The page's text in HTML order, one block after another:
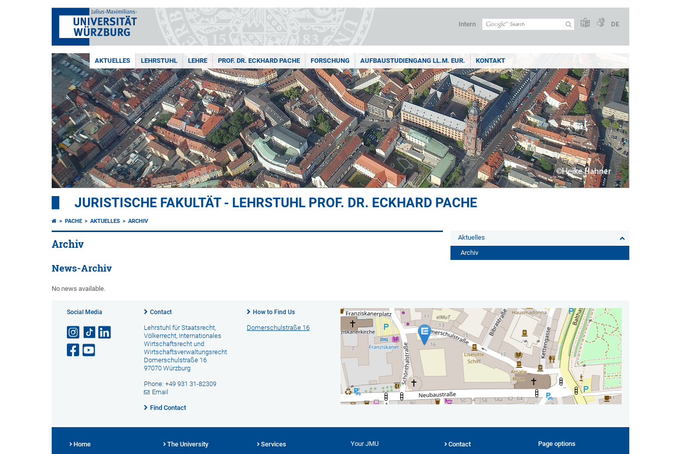
Intern DE
AKTUELLES LEHRSTUHL LEHRE PROF. DR. ECKHARD PACHE FORSCHUNG AUFBAUSTUDIENGANG LL.M. EUR. KONTAKT
JURISTISCHE FAKULTÄT - LEHRSTUHL PROF. DR. ECKHARD PACHE
PACHE AKTUELLES ARCHIV
Archiv
News-Archiv
No news available.
Aktuelles
Archiv
Social Media Contact
Lehrstuhl für Staatsrecht,
Völkerrecht, Internationales
Wirtschaftsrecht und
Wirtschaftsverwaltungsrecht
Domerschulstraße 16
97070 Würzburg
Phone: +49 931 31-82309
Email
Find Contact
How to Find Us
Domerschulstraße 16
Home The University Services Your JMU Contact Page options